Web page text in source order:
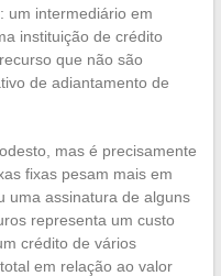
um intermediário em
instituição de crédito
que não são
de adiantamento de
mas é precisamente
fixas pesam mais em
uma assinatura de alguns
representa um custo
crédito de vários
em relação ao valor